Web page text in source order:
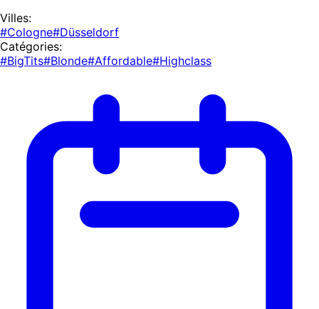
Villes:
#Cologne#Düsseldorf
Catégories:
#BigTits#Blonde#Affordable#Highclass